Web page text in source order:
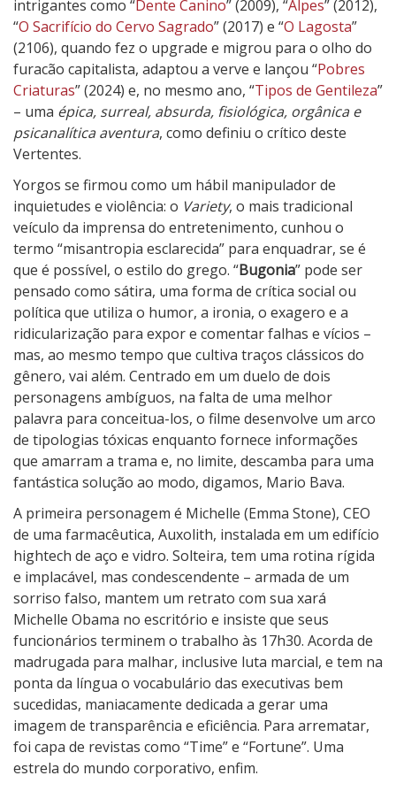
intrigantes como “Dente Canino” (2009), “Alpes” (2012),
“O Sacrifício do Cervo Sagrado” (2017) e “O Lagosta”
(2106), quando fez o upgrade e migrou para o olho do
furacão capitalista, adaptou a verve e lançou “Pobres
Criaturas” (2024) e, no mesmo ano, “Tipos de Gentileza”
– uma épica, surreal, absurda, fisiológica, orgânica e
psicanalítica aventura, como definiu o crítico deste
Vertentes.
Yorgos se firmou como um hábil manipulador de
inquietudes e violência: o Variety, o mais tradicional
veículo da imprensa do entretenimento, cunhou o
termo “misantropia esclarecida” para enquadrar, se é
que é possível, o estilo do grego. “Bugonia” pode ser
pensado como sátira, uma forma de crítica social ou
política que utiliza o humor, a ironia, o exagero e a
ridicularização para expor e comentar falhas e vícios –
mas, ao mesmo tempo que cultiva traços clássicos do
gênero, vai além. Centrado em um duelo de dois
personagens ambíguos, na falta de uma melhor
palavra para conceitua-los, o filme desenvolve um arco
de tipologias tóxicas enquanto fornece informações
que amarram a trama e, no limite, descamba para uma
fantástica solução ao modo, digamos, Mario Bava.
A primeira personagem é Michelle (Emma Stone), CEO
de uma farmacêutica, Auxolith, instalada em um edifício
hightech de aço e vidro. Solteira, tem uma rotina rígida
e implacável, mas condescendente – armada de um
sorriso falso, mantem um retrato com sua xará
Michelle Obama no escritório e insiste que seus
funcionários terminem o trabalho às 17h30. Acorda de
madrugada para malhar, inclusive luta marcial, e tem na
ponta da língua o vocabulário das executivas bem
sucedidas, maniacamente dedicada a gerar uma
imagem de transparência e eficiência. Para arrematar,
foi capa de revistas como “Time” e “Fortune”. Uma
estrela do mundo corporativo, enfim.